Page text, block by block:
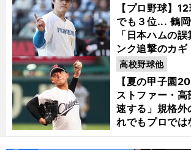
【プロ野球】
でも３位... 鶴
「日本ハムの
ンク追撃のカギ
【夏の甲子園
ストファー・高
速する」規格
れでもプロでは
選ぶ理由
高校野球他